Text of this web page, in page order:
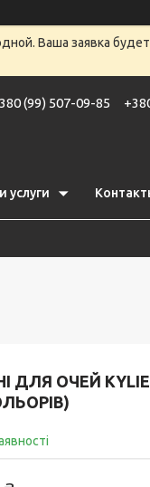
Ваша заявка
(99) 507-09-85
услуги
ДЛЯ ОЧЕЙ KYLIE